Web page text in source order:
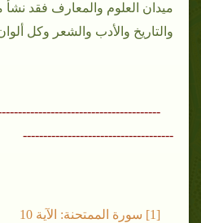
ميدان العلوم والمعارف فقد
والتاريخ والأدب والشعر وكل
-------------------------------------
[1] سورة الممتحنة: الآية 10